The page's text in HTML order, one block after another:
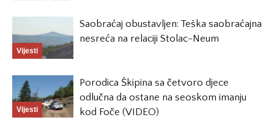
Vijesti
Saobraćaj obustavljen: Teška saobraćajna
nesreća na relaciji Stolac-Neum
Vijesti
Porodica Škipina sa četvoro djece
odlučna da ostane na seoskom imanju
kod Foče (VIDEO)